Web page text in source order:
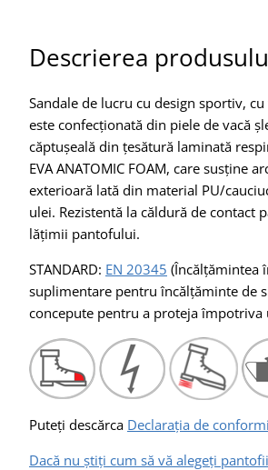
Descrierea
Sandale de lucru cu design sportiv,
este confecționată din piele de vacă
căptușeală din țesătură laminată
EVA ANATOMIC FOAM, care susține
exterioară lată din material PU/
ulei. Rezistentă la căldură de contact
lățimii pantofului.
STANDARD: EN 20345 (Încălțămintea
suplimentare pentru încălțăminte de
concepute pentru a proteja
Puteți descărca Declarația de
Dacă nu știți cum să vă alegeți